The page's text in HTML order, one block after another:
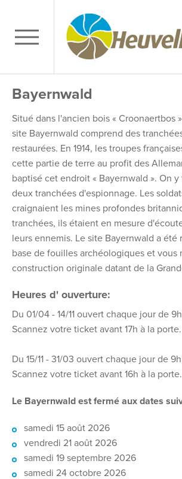
Bayernwald
Situé dans l'ancien bois « Croonaertbos
site Bayernwald comprend des
restaurées. En 1914, les troupes
cette partie de terre au profit des
baptisé cet endroit « Bayernwald ». On
deux tranchées d'espionnage. Les
craignaient les mines profondes
tranchées, ils étaient en mesure
leurs ennemis. Le site Bayernwald a été
base de fouilles archéologiques et vous
construction originale datant de la
Heures d' ouverture:
Du 01/04 - 14/11 ouvert chaque jour de 9h
Scannez votre ticket avant 17h à la porte.
Du 15/11 - 31/03 ouvert chaque jour de 9h
Scannez votre ticket avant 16h à la porte.
Le Bayernwald est fermé aux dates
samedi 15 août 2026
vendredi 21 août 2026
samedi 19 septembre 2026
samedi 24 octobre 2026